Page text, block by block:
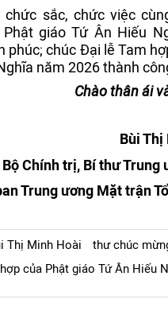
chức sắc, chức việc
giáo Tứ Ân Hiếu
phúc; chúc Đại lễ Tam
năm 2026 thành
Chào thân ái
Bùi Thị
Bộ Chính trị, Bí thư Trung
Trung ương Mặt trận
Thị Minh Hoài
thư chúc
của Phật giáo Tứ Ân Hiếu